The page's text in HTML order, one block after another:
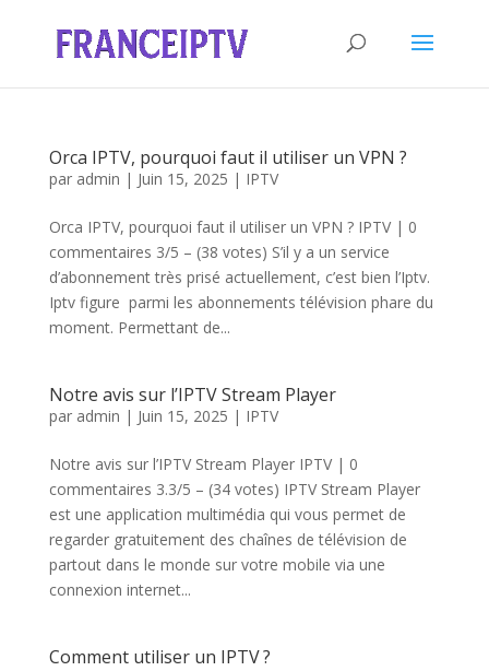
Orca IPTV, pourquoi faut il utiliser un VPN ?
par admin | Juin 15, 2025 | IPTV
Orca IPTV, pourquoi faut il utiliser un VPN ? IPTV | 0
commentaires 3/5 – (38 votes) S’il y a un service
d’abonnement très prisé actuellement, c’est bien l’Iptv.
Iptv figure parmi les abonnements télévision phare du
moment. Permettant de...
Notre avis sur l’IPTV Stream Player
par admin | Juin 15, 2025 | IPTV
Notre avis sur l’IPTV Stream Player IPTV | 0
commentaires 3.3/5 – (34 votes) IPTV Stream Player
est une application multimédia qui vous permet de
regarder gratuitement des chaînes de télévision de
partout dans le monde sur votre mobile via une
connexion internet...
Comment utiliser un IPTV ?